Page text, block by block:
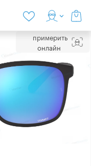
примерить
онлайн